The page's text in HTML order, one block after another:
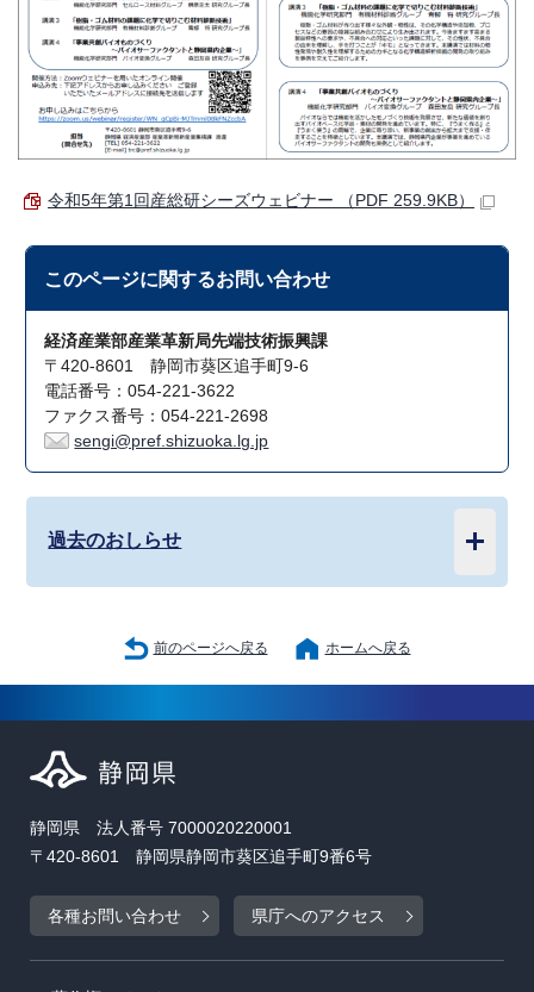
令和5年第1回産総研シーズウェビナー （PDF 259.9KB）
このページに関するお問い合わせ
経済産業部産業革新局先端技術振興課
〒420-8601 静岡市葵区追手町9-6
電話番号：054-221-3622
ファクス番号：054-221-2698
sengi@pref.shizuoka.lg.jp
過去のおしらせ
前のページへ戻る ホームへ戻る
静岡県 法人番号 7000020220001
〒420-8601 静岡県静岡市葵区追手町9番6号
各種お問い合わせ 県庁へのアクセス